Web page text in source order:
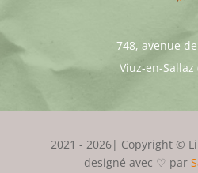
748, avenue
Viuz-en-Sallaz
2021 - 2026| Copyright ©
designé avec ♡ par